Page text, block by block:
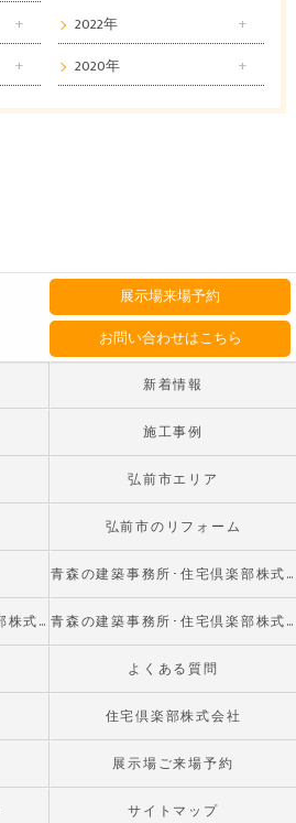
2022年
2020年
展示場来場予約
お問い合わせはこちら
新着情報
施工事例
弘前市エリア
弘前市のリフォーム
青森の建築事務所･住宅倶楽部株式会社の口コミ情報
青森の建築事務所･住宅倶楽部株式会社の評判 青森の建築事務所･住宅倶楽部株式会社のお客様の声
よくある質問
住宅倶楽部株式会社
展示場ご来場予約
サイトマップ